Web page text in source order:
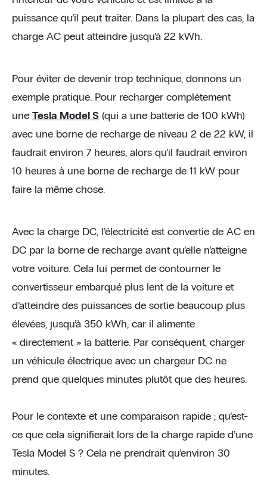
puissance qu’il peut traiter. Dans la plupart des cas, la
charge AC peut atteindre jusqu’à 22 kWh.
Pour éviter de devenir trop technique, donnons un
exemple pratique. Pour recharger complètement
une Tesla Model S (qui a une batterie de 100 kWh)
avec une borne de recharge de niveau 2 de 22 kW, il
faudrait environ 7 heures, alors qu’il faudrait environ
10 heures à une borne de recharge de 11 kW pour
faire la même chose.
Avec la charge DC, l’électricité est convertie de AC en
DC par la borne de recharge avant qu’elle n’atteigne
votre voiture. Cela lui permet de contourner le
convertisseur embarqué plus lent de la voiture et
d’atteindre des puissances de sortie beaucoup plus
élevées, jusqu’à 350 kWh, car il alimente
« directement » la batterie. Par conséquent, charger
un véhicule électrique avec un chargeur DC ne
prend que quelques minutes plutôt que des heures.
Pour le contexte et une comparaison rapide ; qu’est-
ce que cela signifierait lors de la charge rapide d’une
Tesla Model S ? Cela ne prendrait qu’environ 30
minutes.